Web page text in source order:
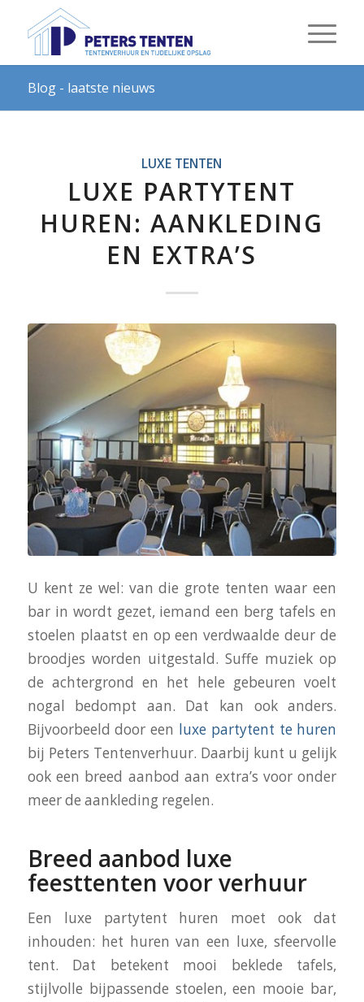
Blog - laatste nieuws
LUXE TENTEN
LUXE PARTYTENT
HUREN: AANKLEDING
EN EXTRA’S
U kent ze wel: van die grote tenten waar een
bar in wordt gezet, iemand een berg tafels en
stoelen plaatst en op een verdwaalde deur de
broodjes worden uitgestald. Suffe muziek op
de achtergrond en het hele gebeuren voelt
nogal bedompt aan. Dat kan ook anders.
Bijvoorbeeld door een luxe partytent te huren
bij Peters Tentenverhuur. Daarbij kunt u gelijk
ook een breed aanbod aan extra’s voor onder
meer de aankleding regelen.
Breed aanbod luxe
feesttenten voor verhuur
Een luxe partytent huren moet ook dat
inhouden: het huren van een luxe, sfeervolle
tent. Dat betekent mooi beklede tafels,
stijlvolle bijpassende stoelen, een mooie bar,